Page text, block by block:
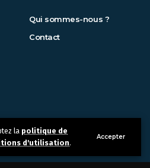
la politique de
d'utilisation.
Accepter
Qui sommes-nous ?
Contact